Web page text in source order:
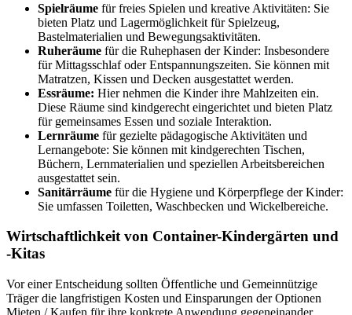
Spielräume für freies Spielen und kreative Aktivitäten: Sie
bieten Platz und Lagermöglichkeit für Spielzeug,
Bastelmaterialien und Bewegungsaktivitäten.
Ruheräume für die Ruhephasen der Kinder: Insbesondere
für Mittagsschlaf oder Entspannungszeiten. Sie können mit
Matratzen, Kissen und Decken ausgestattet werden.
Essräume: Hier nehmen die Kinder ihre Mahlzeiten ein.
Diese Räume sind kindgerecht eingerichtet und bieten Platz
für gemeinsames Essen und soziale Interaktion.
Lernräume für gezielte pädagogische Aktivitäten und
Lernangebote: Sie können mit kindgerechten Tischen,
Büchern, Lernmaterialien und speziellen Arbeitsbereichen
ausgestattet sein.
Sanitärräume für die Hygiene und Körperpflege der Kinder:
Sie umfassen Toiletten, Waschbecken und Wickelbereiche.
Wirtschaftlichkeit von Container-Kindergärten und
-Kitas
Vor einer Entscheidung sollten Öffentliche und Gemeinnützige
Träger die langfristigen Kosten und Einsparungen der Optionen
Mieten / Kaufen für ihre konkrete Anwendung gegeneinander